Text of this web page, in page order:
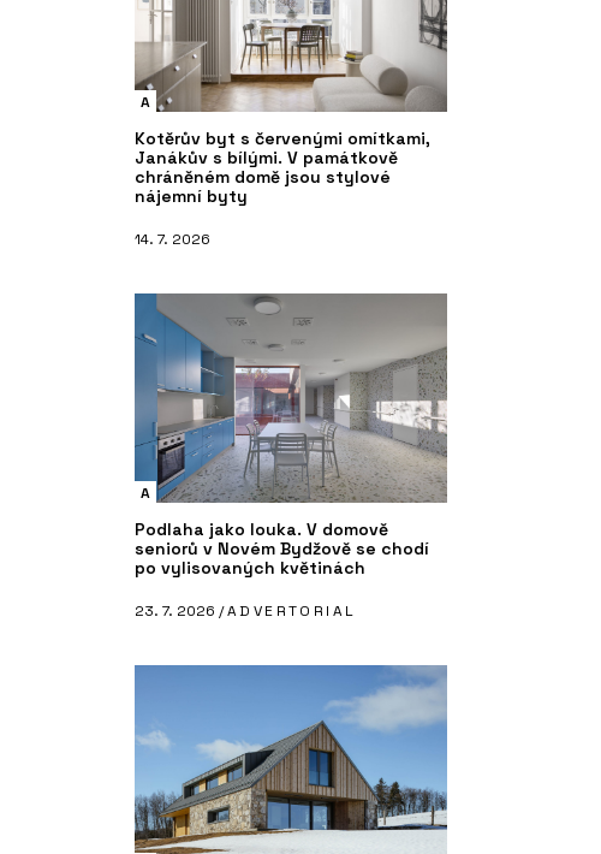
A
Kotěrův byt s červenými omítkami,
Janákův s bílými. V památkově
chráněném domě jsou stylové
nájemní byty
14. 7. 2026
A
Podlaha jako louka. V domově
seniorů v Novém Bydžově se chodí
po vylisovaných květinách
23. 7. 2026 /ADVERTORIAL